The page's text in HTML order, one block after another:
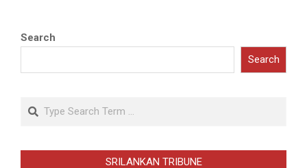
Search
Search
Search
SRILANKAN TRIBUNE